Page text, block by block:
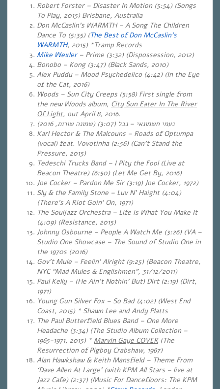
Robert Forster – Disaster In Motion (5:54) (Songs
To Play, 2015) Brisbane, Australia
Don McCaslin’s WARMTH – A Song The Children
Dance To (5:35) (The Best of Don McCaslin’s
WARMTH, 2015) *Tramp Records
Mike Wexler– Prime (3:32) (Dispossession, 2012)
Bonobo – Kong (3:47) (Black Sands, 2010)
Alex Puddu – Mood Psychedelico (4:42) (In the Eye
of the Cat, 2016)
Woods – Sun City Creeps (5:58) First single from
the new Woods album, City Sun Eater In The River
Of Light, out April 8, 2016.
נעמי חשמונאי –נבל (3:07) ( שמונה שורות, 2016
)
Karl Hector & The Malcouns – Roads of Optumpa
(vocal) feat. Vovotinha (2:56) (Can’t Stand the
Pressure, 2015)
Tedeschi Trucks Band – I Pity the Fool (Live at
Beacon Theatre) (6:50) (Let Me Get By, 2016)
Joe Cocker – Pardon Me Sir (3:19) Joe Cocker, 1972)
Sly & the Family Stone – Luv N’ Haight (4:04)
(There’s A Riot Goin’ On, 1971)
The Souljazz Orchestra – Life is What You Make It
(4:09) (Resistance, 2015)
Johnny Osbourne – People A Watch Me (3:26) (VA –
Studio One Showcase – The Sound of Studio One in
the 1970s (2016)
Gov’t Mule – Feelin’ Alright (9:25) (Beacon Theatre,
NYC “Mad Mules & Englishmen”, 31/12/2011)
Paul Kelly – (He Ain’t Nothin’ But) Dirt (2:19) (Dirt,
1971)
Young Gun Silver Fox – So Bad (4:02) (West End
Coast, 2015) * Shawn Lee and Andy Platts
The Paul Butterfield Blues Band – One More
Headache (3:34) (The Studio Album Collection –
1965-1971, 2015) * Marvin Gaye COVER(The
Resurrection of Pigboy Crabshaw, 1967)
Alan Hawkshaw & Keith Mansfield – Theme From
‘Dave Allen At Large’ (with KPM All Stars – live at
Jazz Cafe) (2:37) (Music For Dancefloors: The KPM